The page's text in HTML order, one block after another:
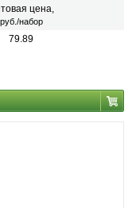
цена,
руб./набор
79.89